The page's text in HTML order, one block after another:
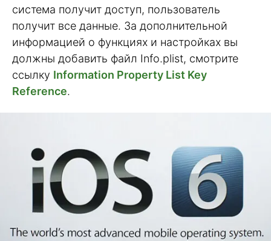
система получит доступ, пользователь
получит все данные. За дополнительной
информацией о функциях и настройках вы
должны добавить файл Info.plist, смотрите
ссылку Information Property List Key
Reference.